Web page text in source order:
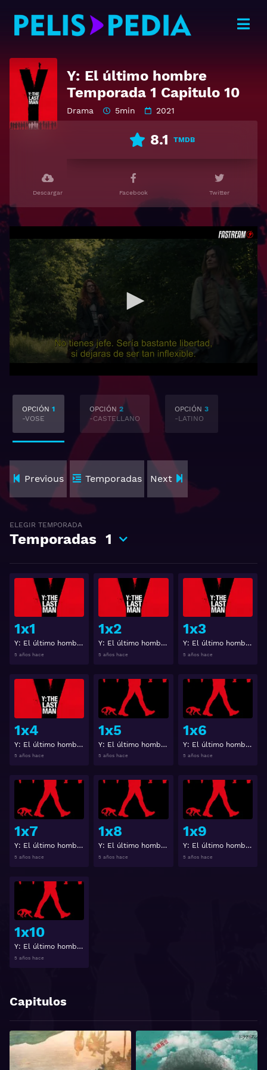
Y: El último hombre
Temporada 1 Capitulo 10
Drama 5min 2021
8.1 TMDB
Descargar Facebook Twitter
OPCIÓN 1
-VOSE
OPCIÓN 2
-CASTELLANO
OPCIÓN 3
-LATINO
Previous Temporadas Next
ELEGIR TEMPORADA
Temporadas 1
1x1
Y: El último hombre Temporada 1 Capitulo 1
5 años hace
Ver
1x2
Y: El último hombre Temporada 1 Capitulo 2
5 años hace
1x3
Y: El último hombre Temporada 1 Capitulo 3
5 años hace
1x4
Y: El último hombre Temporada 1 Capitulo 4
5 años hace
Ver
1x5
Y: El último hombre Temporada 1 Capitulo 5
5 años hace
Ver
1x6
Y: El último hombre Temporada 1 Capitulo 6
5 años hace
1x7
Y: El último hombre Temporada 1 Capitulo 7
5 años hace
Ver
1x8
Y: El último hombre Temporada 1 Capitulo 8
5 años hace
Ver
1x9
Y: El último hombre Temporada 1 Capitulo 9
5 años hace
1x10
Y: El último hombre Temporada 1 Capitulo 10
5 años hace
Capitulos